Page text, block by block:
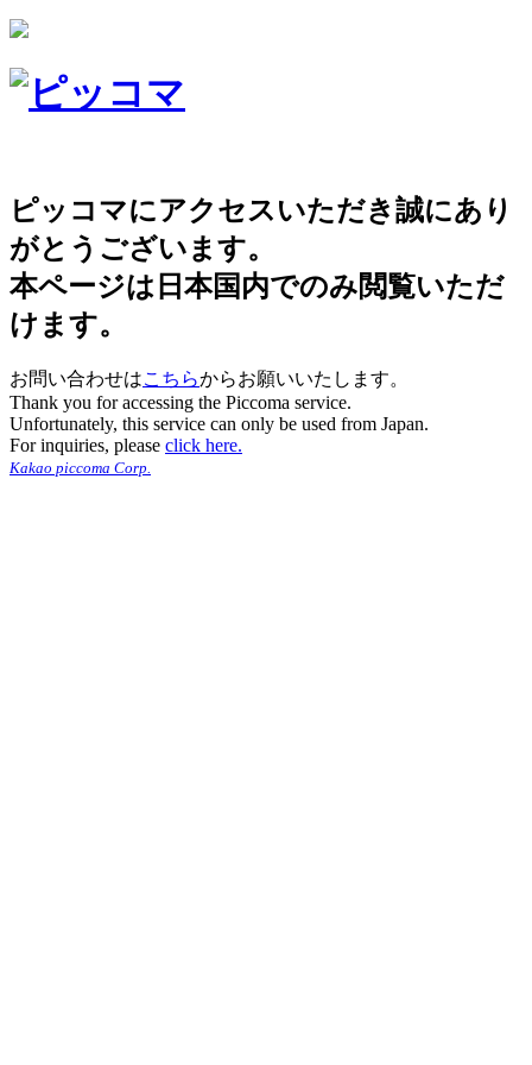
ピッコマにアクセスいただき誠にあり
がとうございます。
本ページは日本国内でのみ閲覧いただ
けます。
お問い合わせはこちらからお願いいたします。
Thank you for accessing the Piccoma service.
Unfortunately, this service can only be used from Japan.
For inquiries, please click here.
Kakao piccoma Corp.